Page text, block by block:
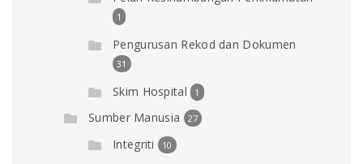
1
Pengurusan Rekod dan Dokumen
31
Skim Hospital 1
Sumber Manusia 27
Integriti 10